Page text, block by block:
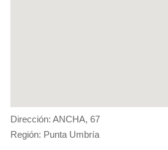
Dirección: ANCHA, 67
Región: Punta Umbría